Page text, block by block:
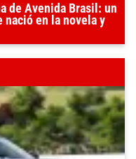
de Avenida Brasil: un
nació en la novela y